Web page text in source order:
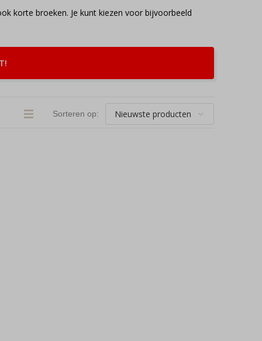
korte broeken. Je kunt kiezen voor bijvoorbeeld
Sorteren op: